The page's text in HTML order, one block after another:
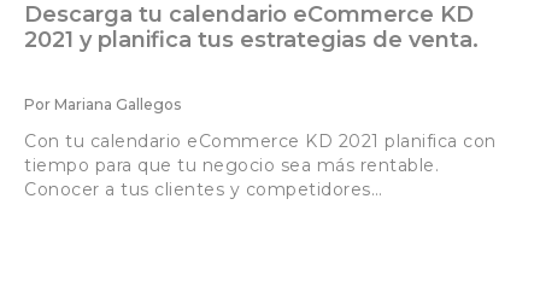
Descarga tu calendario eCommerce KD
2021 y planifica tus estrategias de venta.
Por Mariana Gallegos
Con tu calendario eCommerce KD 2021 planifica con
tiempo para que tu negocio sea más rentable.
Conocer a tus clientes y competidores…